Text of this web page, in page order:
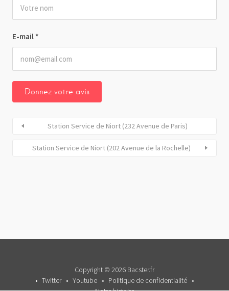
E-mail *
Station Service de Niort (232 Avenue de Paris)
Station Service de Niort (202 Avenue de la Rochelle)
Copyright © 2026 Bacster.fr
Twitter
Youtube
Politique de confidentialité